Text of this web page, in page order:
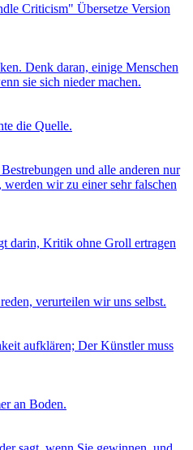
Criticism" Übersetze Version
Denk daran, einige Menschen
sie sich nieder machen.
die Quelle.
und alle anderen nur
wir zu einer sehr falschen
darin, Kritik ohne Groll ertragen
verurteilen wir uns selbst.
aufklären; Der Künstler muss
an Boden.